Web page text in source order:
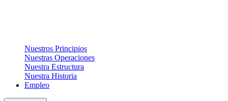
Nuestros Principios
Nuestras Operaciones
Nuestra Estructura
Nuestra Historia
Empleo